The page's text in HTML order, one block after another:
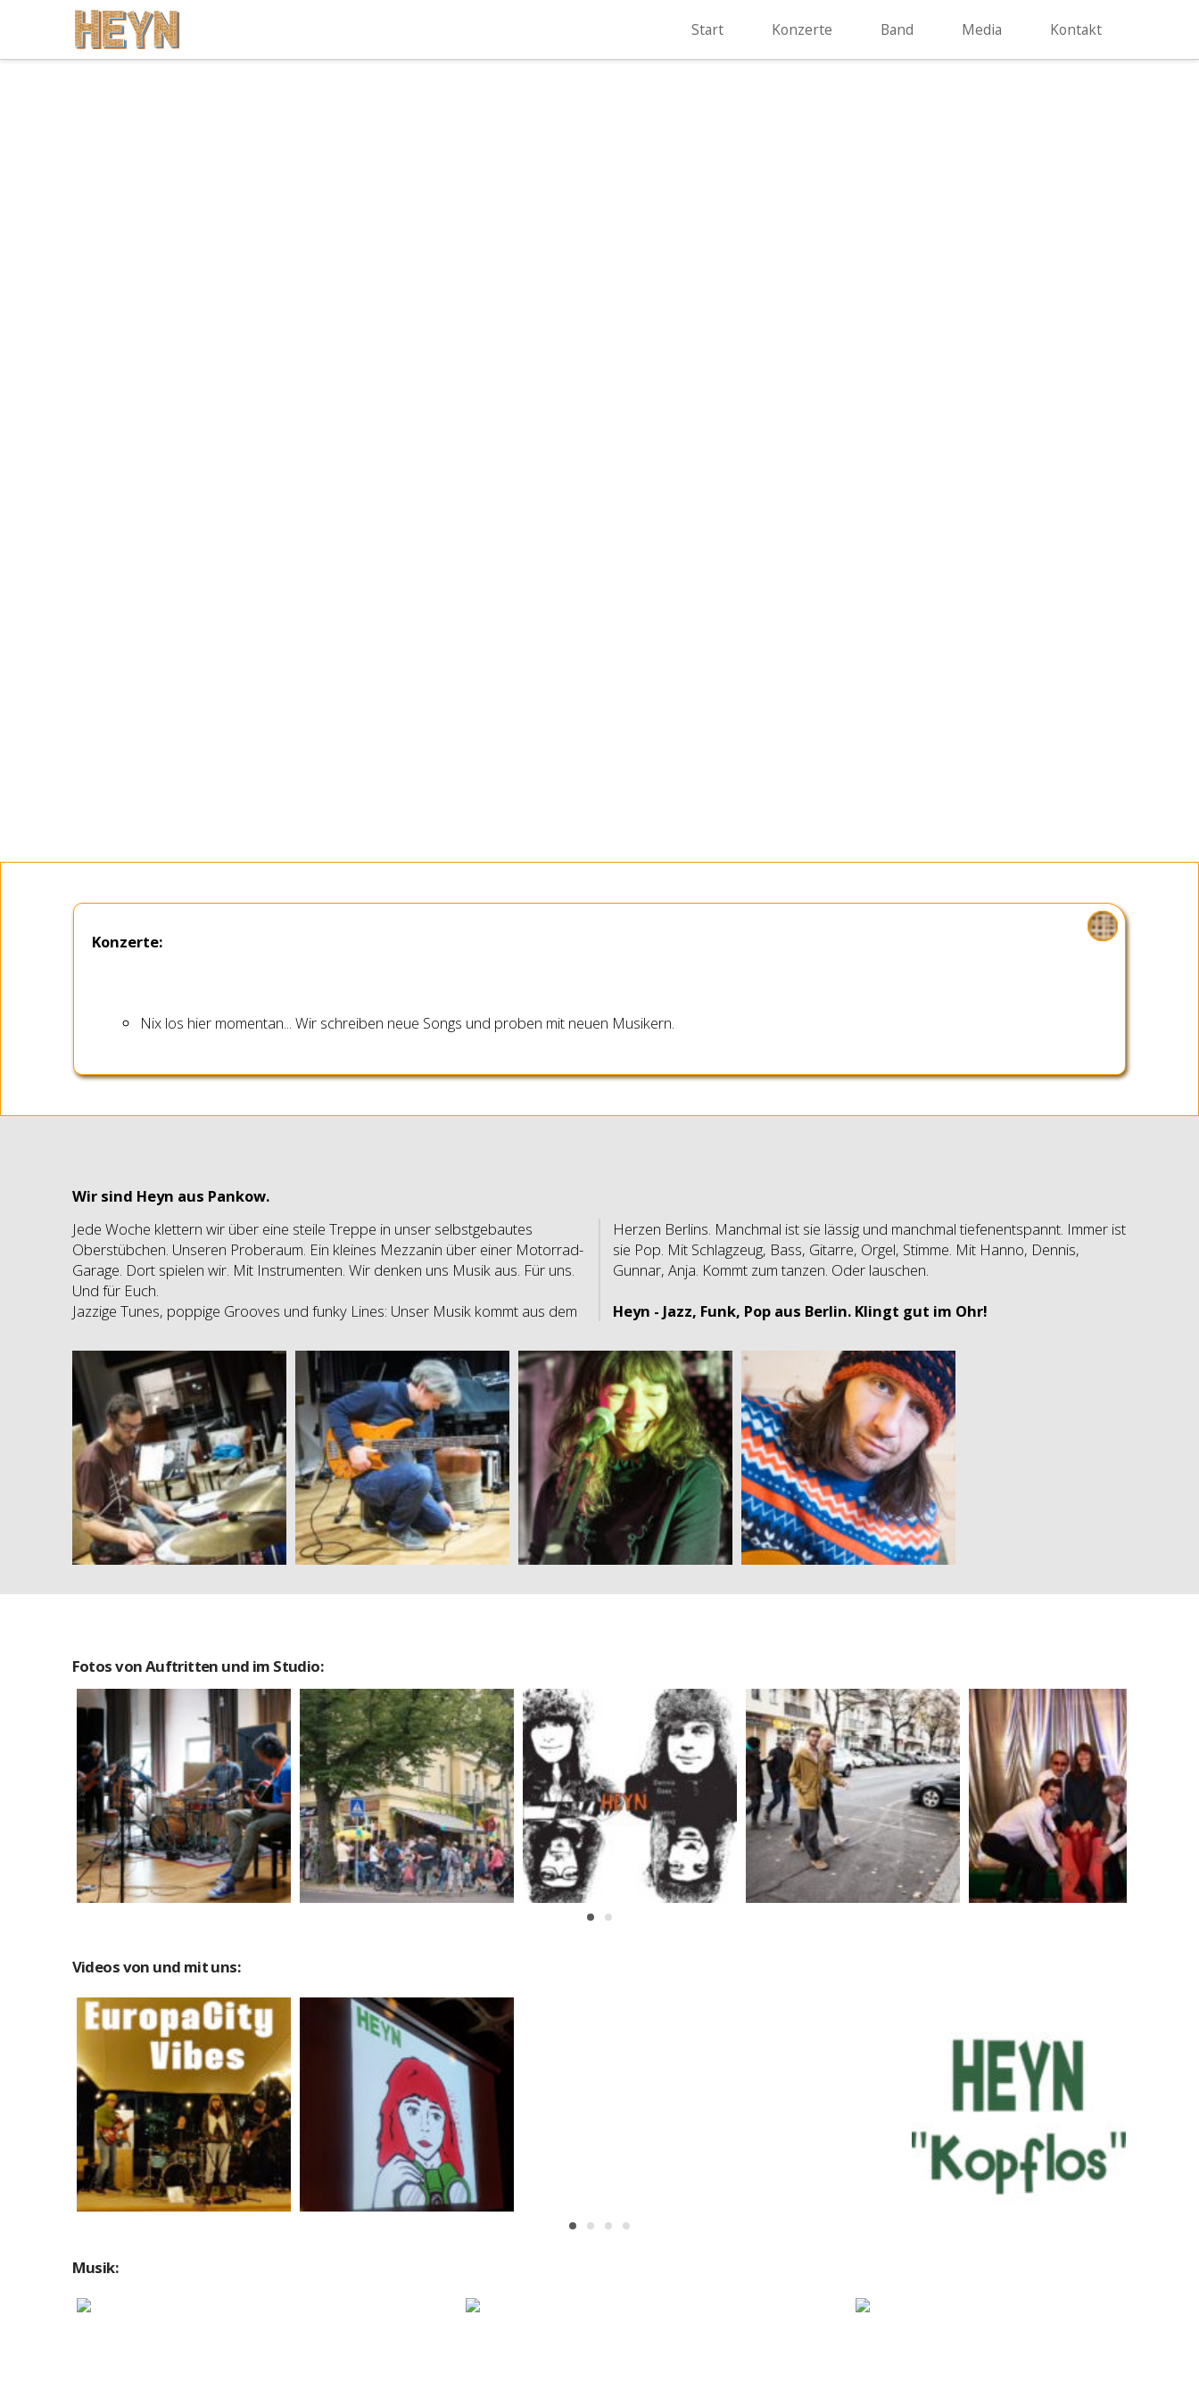
Kontakt
Media
Band
Konzerte
Start
Konzerte:
Nix los hier momentan... Wir schreiben neue Songs und proben mit neuen Musikern.
Wir sind Heyn aus Pankow.
Jede Woche klettern wir über eine steile Treppe in unser selbstgebautes
Oberstübchen. Unseren Proberaum. Ein kleines Mezzanin über einer Motorrad-
Garage. Dort spielen wir. Mit Instrumenten. Wir denken uns Musik aus. Für uns.
Und für Euch.
Jazzige Tunes, poppige Grooves und funky Lines: Unser Musik kommt aus dem
Herzen Berlins. Manchmal ist sie lässig und manchmal tiefenentspannt. Immer ist
sie Pop. Mit Schlagzeug, Bass, Gitarre, Orgel, Stimme. Mit Hanno, Dennis,
Gunnar, Anja. Kommt zum tanzen. Oder lauschen.
Heyn - Jazz, Funk, Pop aus Berlin. Klingt gut im Ohr!
Ingo
Band
Dennis
Band
Anja
Band
Gunnar
Band
Fotos von Auftritten und im Studio:
Recording
„Schwärzer“
Medien
Kiez und Konzerte
Medien
Studio „HEYN“
Medien
Recording“Pop“
Medien
Release „POP“
Medien
Videos von und mit uns:
EuropaCityVibes
Videos
Release-
Impressionen
Videos
Kopflos-Teaser
Videos
Musik: